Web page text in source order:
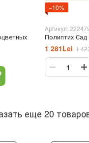
−10%
Артикул:
Полиптих Сад
1 281Lei 1
еще 20